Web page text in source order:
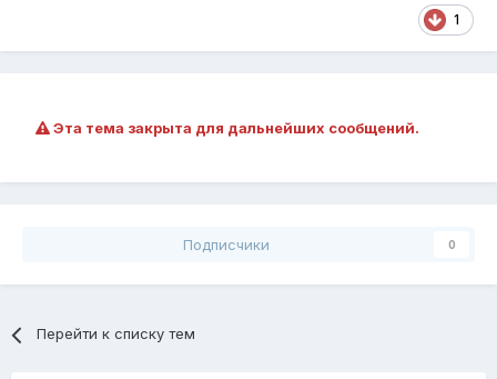
1
Эта тема закрыта для дальнейших сообщений.
Подписчики 0
Перейти к списку тем